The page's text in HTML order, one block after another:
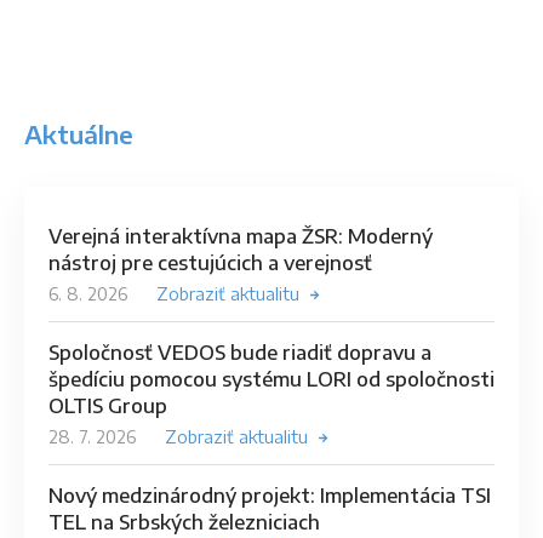
Aktuálne
Verejná interaktívna mapa ŽSR: Moderný
nástroj pre cestujúcich a verejnosť
6. 8. 2026 Zobraziť aktualitu
Spoločnosť VEDOS bude riadiť dopravu a
špedíciu pomocou systému LORI od spoločnosti
OLTIS Group
28. 7. 2026 Zobraziť aktualitu
Nový medzinárodný projekt: Implementácia TSI
TEL na Srbských železniciach